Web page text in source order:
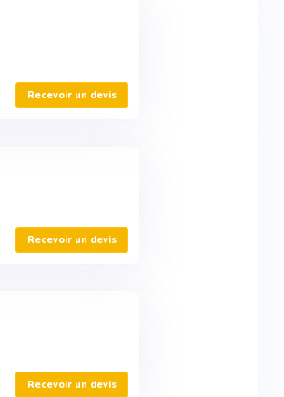
Recevoir un devis
Recevoir un devis
Recevoir un devis